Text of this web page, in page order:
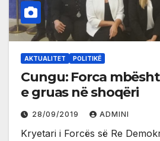
AKTUALITET POLITIKË
Cungu: Forca
e gruas në shoqëri
28/09/2019 ADMINI
Kryetari i Forcës së Re